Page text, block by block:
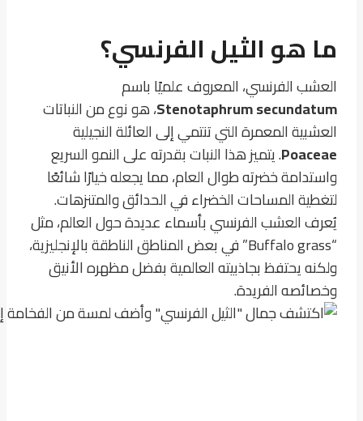
ما هو الثيل الفرنسي؟
العشب الفرنسي، المعروف علميًا باسم
Stenotaphrum secundatum، هو نوع من النباتات
العشبية المعمرة التي تنتمي إلى العائلة النجيلية
Poaceae. يتميز هذا النبات بقدرته على النمو السريع
واستدامة خضرته طوال العام، مما يجعله خيارًا شائعًا
لتغطية المساحات الخضراء في الحدائق والمتنزهات.
يُعرف العشب الفرنسي بأسماء عديدة حول العالم، مثل
“Buffalo grass” في بعض المناطق الناطقة بالإنجليزية،
ولكنه يحتفظ بجاذبيته العالمية بفضل مظهره الأنيق
وخصائصه الفريدة.